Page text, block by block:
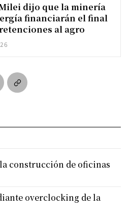
dijo que la minería
financiarán el final
al agro
construcción de oficinas
overclocking de la